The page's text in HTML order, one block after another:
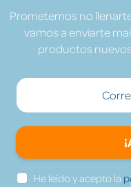
Prometemos no
vamos a enviarte
productos
He leído y acepto la